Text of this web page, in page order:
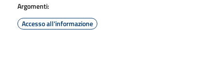
Argomenti:
Accesso all'informazione